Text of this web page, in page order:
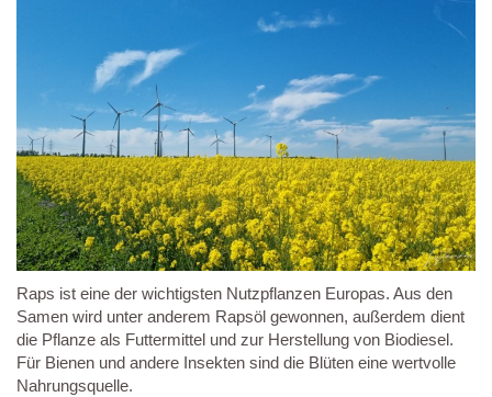
Raps ist eine der wichtigsten Nutzpflanzen Europas. Aus den
Samen wird unter anderem Rapsöl gewonnen, außerdem dient
die Pflanze als Futtermittel und zur Herstellung von Biodiesel.
Für Bienen und andere Insekten sind die Blüten eine wertvolle
Nahrungsquelle.